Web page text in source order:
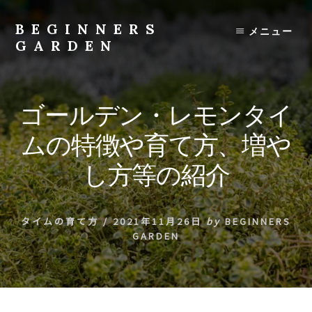
content
BEGINNERS
GARDEN
物
種
類
や
育
て
方
の
紹
介
を
行
メニュー
ゴールデン・レモンタイ
ムの特徴や育て方、増や
し方等の紹介
タイムの育て方/ 2021年11月26日 by BEGINNERS
GARDEN